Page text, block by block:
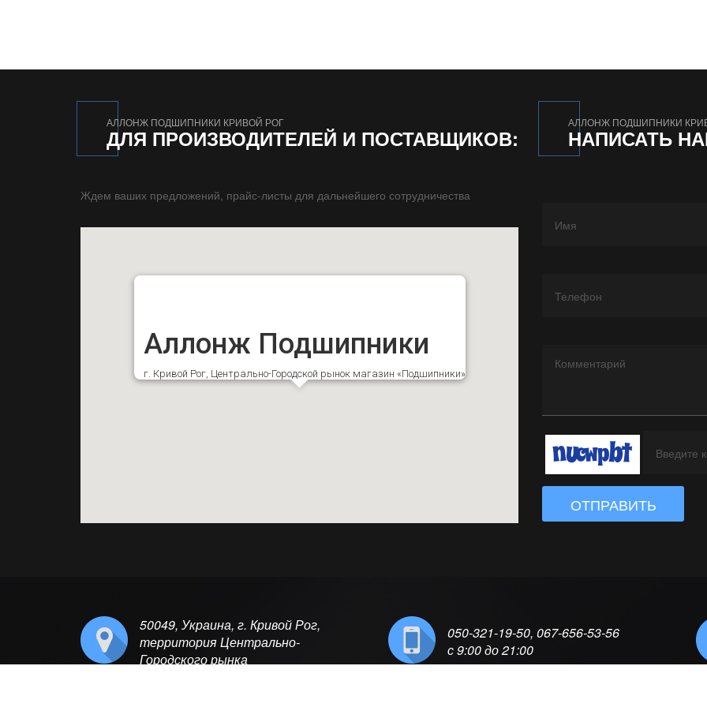
АЛЛОНЖ ПОДШИПНИКИ КРИВОЙ РОГ
ДЛЯ ПРОИЗВОДИТЕЛЕЙ И ПОСТАВЩИКОВ:
Ждем ваших предложений, прайс-листы для дальнейшего сотрудничества
Аллонж Подшипники
г. Кривой Рог, Центрально-Городской рынок магазин «Подшипники»
АЛЛОНЖ ПОДШИПНИКИ
НАПИСАТЬ
ОТПРАВИТЬ
50049, Украина, г. Кривой Рог,
территория Центрально-
Городского рынка
050-321-19-50, 067-656-53-56
с 9:00 до 21:00